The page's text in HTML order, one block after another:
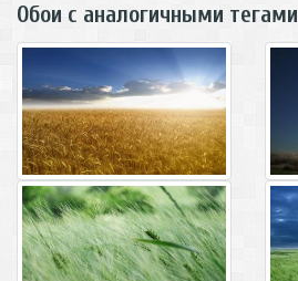
Обои с аналогичными тегами